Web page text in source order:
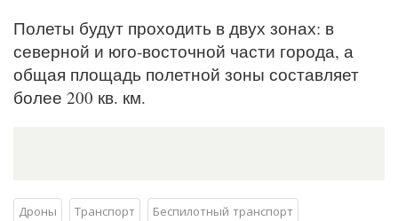
Полеты будут проходить в двух зонах: в
северной и юго-восточной части города, а
общая площадь полетной зоны составляет
более 200 кв. км.
Дроны Транспорт Беспилотный транспорт